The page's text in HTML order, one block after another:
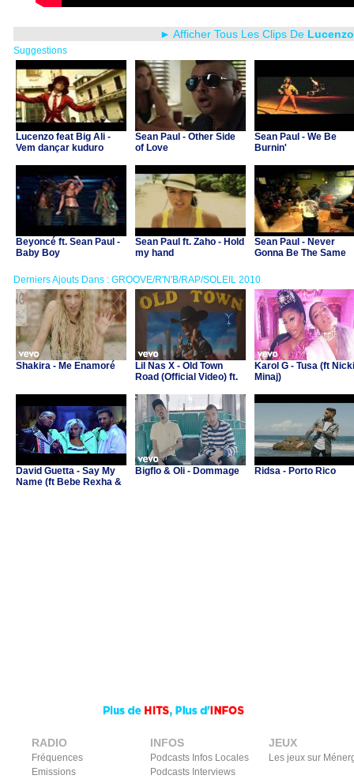
► Afficher Tous Les Clips De Lucenzo
Suggestions
Lucenzo feat Big Ali -
Vem dançar kuduro
Sean Paul - Other Side
of Love
Sean Paul - We Be
Burnin'
Beyoncé ft. Sean Paul -
Baby Boy
Sean Paul ft. Zaho - Hold
my hand
Sean Paul - Never
Gonna Be The Same
Derniers Ajouts Dans : GROOVE/R'N'B/RAP/SOLEIL 2010
Shakira - Me Enamoré
Lil Nas X - Old Town
Road (Official Video) ft.
Karol G - Tusa (ft Nicki
Minaj)
David Guetta - Say My
Name (ft Bebe Rexha &
Bigflo & Oli - Dommage Ridsa - Porto Rico
RADIO
Fréquences
Emissions
INFOS
Podcasts Infos Locales
Podcasts Interviews
JEUX
Les jeux sur